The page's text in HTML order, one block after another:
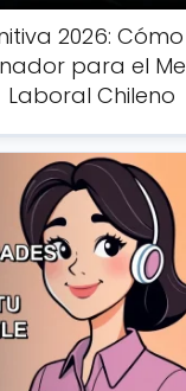
2026:
para el
Laboral Chileno